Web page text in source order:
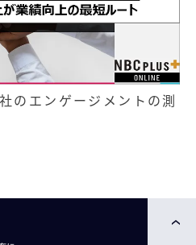
のエンゲージメントの測